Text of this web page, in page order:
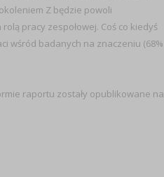
Z będzie powoli
pracy zespołowej. Coś co kiedyś
wśród badanych na znaczeniu (68%
raportu zostały opublikowane na